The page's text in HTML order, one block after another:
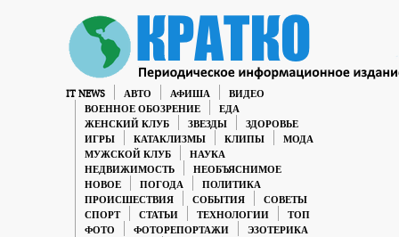
IT NEWS АВТО АФИША
ВИДЕО
ВОЕННОЕ ОБОЗРЕНИЕ
ЕДА
ЖЕНСКИЙ КЛУБ
ЗВЕЗДЫ
ЗДОРОВЬЕ
ИГРЫ
КАТАКЛИЗМЫ КЛИПЫ
МОДА
МУЖСКОЙ КЛУБ
НАУКА
НЕДВИЖИМОСТЬ
НЕОБЪЯСНИМОЕ
НОВОЕ
ПОГОДА
ПОЛИТИКА
ПРОИСШЕСТВИЯ
СОБЫТИЯ
СОВЕТЫ
СПОРТ
СТАТЬИ ТЕХНОЛОГИИ
ТОП
ФОТО
ФОТОРЕПОРТАЖИ
ЭЗОТЕРИКА